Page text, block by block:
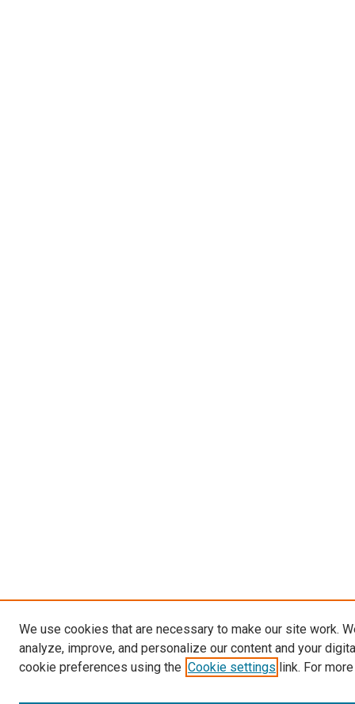
We use cookies that are necessary to make our site work.
analyze, improve, and personalize our content and your
cookie preferences using the Cookie settings link. For